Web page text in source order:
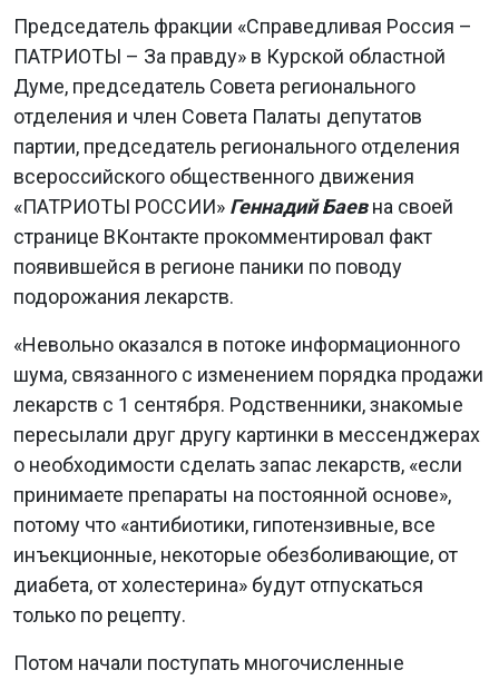
Председатель фракции «Справедливая Россия –
ПАТРИОТЫ – За правду» в Курской областной
Думе, председатель Совета регионального
отделения и член Совета Палаты депутатов
партии, председатель регионального отделения
всероссийского общественного движения
«ПАТРИОТЫ РОССИИ» Геннадий Баевна своей
странице ВКонтакте прокомментировал факт
появившейся в регионе паники по поводу
подорожания лекарств.
«Невольно оказался в потоке информационного
шума, связанного с изменением порядка продажи
лекарств с 1 сентября. Родственники, знакомые
пересылали друг другу картинки в мессенджерах
о необходимости сделать запас лекарств, «если
принимаете препараты на постоянной основе»,
потому что «антибиотики, гипотензивные, все
инъекционные, некоторые обезболивающие, от
диабета, от холестерина» будут отпускаться
только по рецепту.
Потом начали поступать многочисленные